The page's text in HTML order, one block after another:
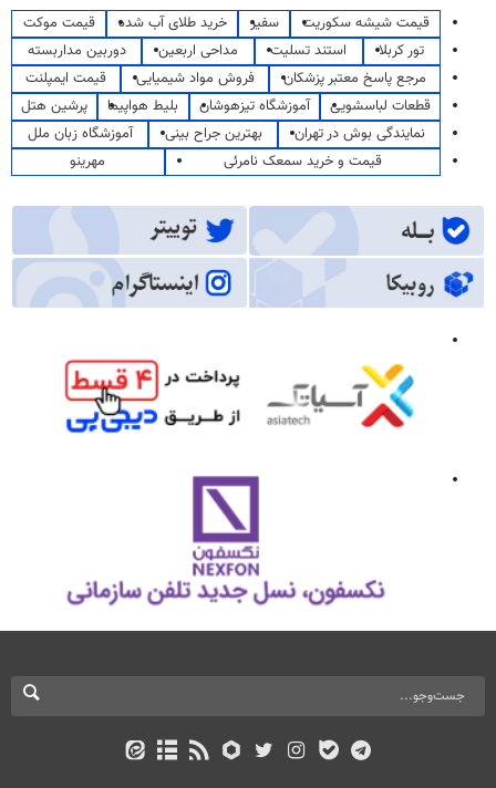
قیمت شیشه سکوریت سفیر خرید طلای آب شده
قیمت موکت
تور کربلا
استند تسلیت مداحی اربعین
دوربین مداربسته
مرجع پاسخ معتبر پزشکان
فروش مواد شیمیایی
قیمت ایمپلنت
قطعات لباسشویی
آموزشگاه تیزهوشان بلیط هواپیما
پرشین هتل
نمایندگی بوش در تهران
بهترین جراح بینی
آموزشگاه زبان ملل
قیمت و خرید سمعک نامرئی
مهرینو